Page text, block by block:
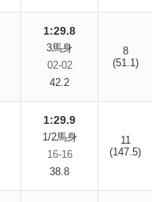
1:29.8
3馬身
02-02
42.2
8
(51.1)
1:29.9
1/2馬身
16-16
38.8
11
(147.5)